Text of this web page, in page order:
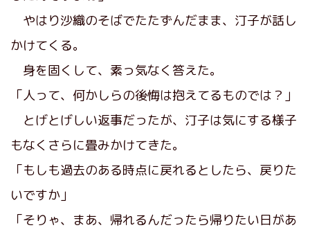
やはり沙織のそばでたたずんだまま、汀子が話し
かけてくる。
身を固くして、素っ気なく答えた。
「人って、何かしらの後悔は抱えてるものでは？」
とげとげしい返事だったが、汀子は気にする様子
もなくさらに畳みかけてきた。
「もしも過去のある時点に戻れるとしたら、戻りた
いですか」
「そりゃ、まあ、帰れるんだったら帰りたい日があ